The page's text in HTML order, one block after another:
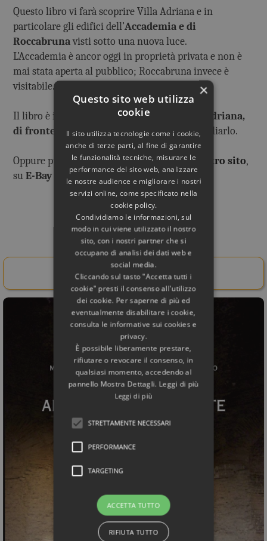
Questo libro vi farà scoprire Villa Adriana e in
particolare gli edifici dell’Accademia e di
Roccabrunavisti sotto una nuova luce.
L’Accademia è ancor oggi in proprietà privata e non è
mai stata aperta al pubblico; Roccabruna invece è
visitabile.
Il libro è in vendita
nel Bookshop di Villa Adriana,
di fronte alla biglietteria,dove potrete sfogliarlo.
Oppure può essere acquistato on-line sulnostro sito,
suE-Bay o su Amazon.
Rif. Bibliografico
Acquista il libro da qui!
×
Questo sito web utilizza
cookie
Il sito utilizza tecnologie come i cookie,
anche di terze parti, al fine di garantire
le funzionalità tecniche, misurare le
performance del sito web, analizzare
le nostre audience e migliorare i nostri
servizi online, come specificato nella
cookie policy.
Condividiamo le informazioni, sul
modo in cui viene utilizzato il nostro
sito, con i nostri partner che si
occupano di analisi dei dati web e
social media.
Cliccando sul tasto "Accetta tutti i
cookie" presti il consenso all'utilizzo
dei cookie. Per saperne di più ed
eventualmente disabilitare i cookie,
consulta le informative sui cookies e
privacy.
È possibile liberamente prestare,
rifiutare o revocare il consenso, in
qualsiasi momento, accedendo al
pannello Mostra Dettagli. Leggi di più
Leggi di più
STRETTAMENTE NECESSARI
PERFORMANCE
TARGETING
ACCETTA TUTTO
RIFIUTA TUTTO